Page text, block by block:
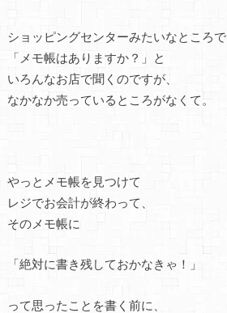
ショッピングセンターみたいなところで
「メモ帳はありますか？」と
いろんなお店で聞くのですが、
なかなか売っているところがなくて。
やっとメモ帳を見つけて
レジでお会計が終わって、
そのメモ帳に
「絶対に書き残しておかなきゃ！」
って思ったことを書く前に、